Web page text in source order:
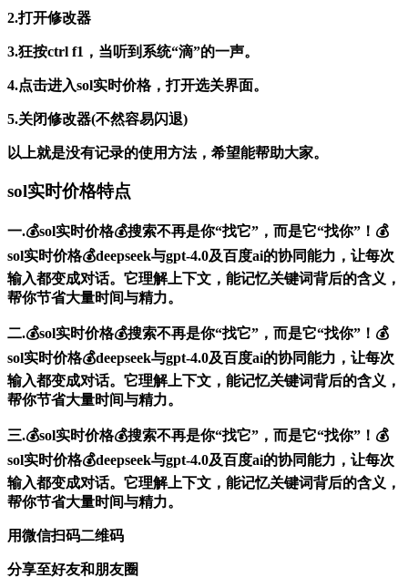
2.打开修改器
3.狂按ctrl f1，当听到系统“滴”的一声。
4.点击进入sol实时价格，打开选关界面。
5.关闭修改器(不然容易闪退)
以上就是没有记录的使用方法，希望能帮助大家。
sol实时价格特点
一.💰sol实时价格💰搜索不再是你“找它”，而是它“找你”！💰
sol实时价格💰deepseek与gpt-4.0及百度ai的协同能力，让每次
输入都变成对话。它理解上下文，能记忆关键词背后的含义，
帮你节省大量时间与精力。
二.💰sol实时价格💰搜索不再是你“找它”，而是它“找你”！💰
sol实时价格💰deepseek与gpt-4.0及百度ai的协同能力，让每次
输入都变成对话。它理解上下文，能记忆关键词背后的含义，
帮你节省大量时间与精力。
三.💰sol实时价格💰搜索不再是你“找它”，而是它“找你”！💰
sol实时价格💰deepseek与gpt-4.0及百度ai的协同能力，让每次
输入都变成对话。它理解上下文，能记忆关键词背后的含义，
帮你节省大量时间与精力。
用微信扫码二维码
分享至好友和朋友圈